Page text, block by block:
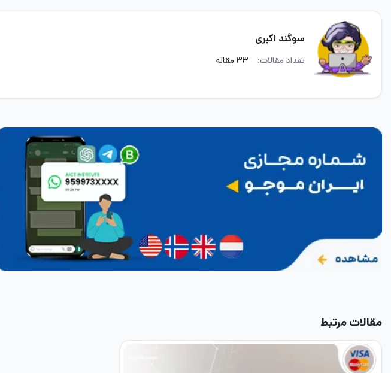
سوگند اکبری
تعداد مقالات: ۳۳ مقاله
مقالات مرتبط